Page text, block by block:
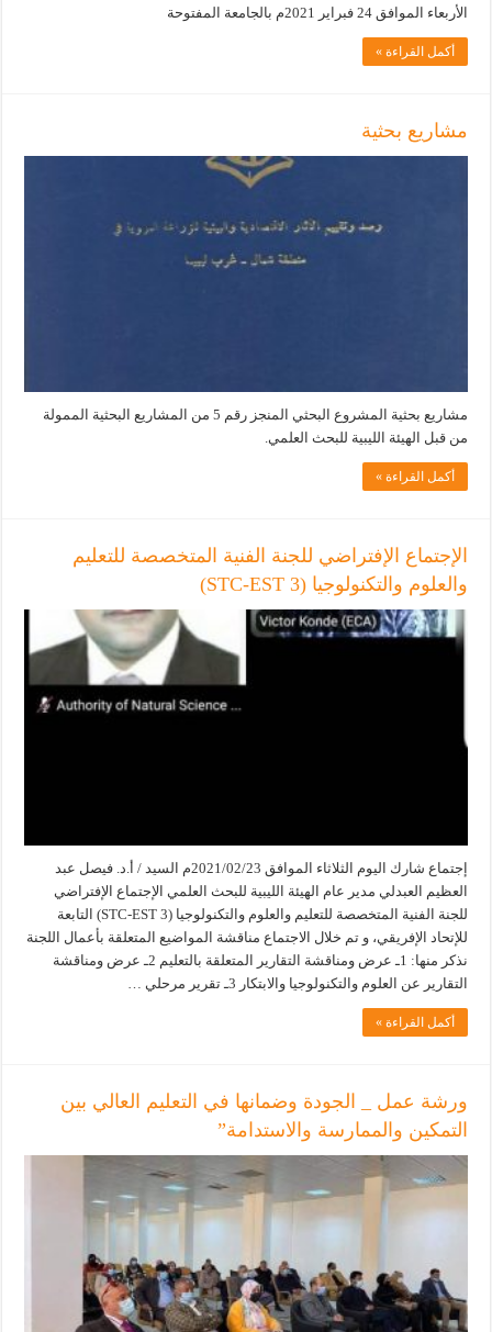
الأربعاء الموافق 24 فبراير 2021م بالجامعة المفتوحة
أكمل القراءة »
مشاريع بحثية
مشاريع بحثية المشروع البحثي المنجز رقم 5 من المشاريع البحثية الممولة
من قبل الهيئة الليبية للبحث العلمي.
أكمل القراءة »
الإجتماع الإفتراضي للجنة الفنية المتخصصة للتعليم
والعلوم والتكنولوجيا (STC-EST 3)
إجتماع شارك اليوم الثلاثاء الموافق 2021/02/23م السيد / أ.د. فيصل عبد
العظيم العبدلي مدير عام الهيئة الليبية للبحث العلمي الإجتماع الإفتراضي
للجنة الفنية المتخصصة للتعليم والعلوم والتكنولوجيا (STC-EST 3) التابعة
للإتحاد الإفريقي، و تم خلال الاجتماع مناقشة المواضيع المتعلقة بأعمال اللجنة
نذكر منها: 1ـ عرض ومناقشة التقارير المتعلقة بالتعليم 2ـ عرض ومناقشة
التقارير عن العلوم والتكنولوجيا والابتكار 3ـ تقرير مرحلي …
أكمل القراءة »
ورشة عمل _ الجودة وضمانها في التعليم العالي بين
التمكين والممارسة والاستدامة”